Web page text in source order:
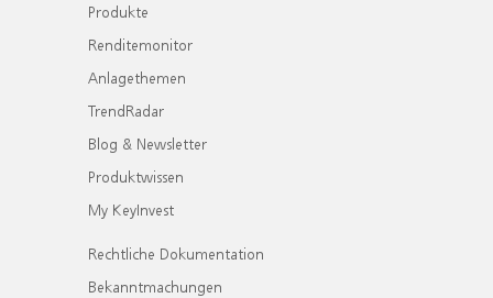
Produkte
Renditemonitor
Anlagethemen
TrendRadar
Blog & Newsletter
Produktwissen
My KeyInvest
Rechtliche Dokumentation
Bekanntmachungen